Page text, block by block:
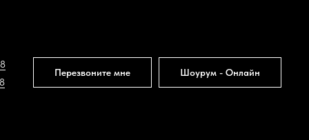
Перезвоните мне Шоурум - Онлайн